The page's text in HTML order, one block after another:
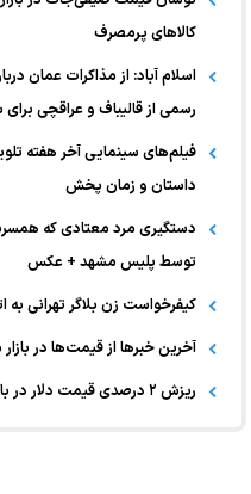
کالا‌های پرمصرف
اسلام آباد: از مذاکرات عمان
رسمی از قالیباف و عراقچی
داستان و زمان پخش
دستگیری مرد معتادی که
توسط پلیس مشهد + عکس
کیفرخواست زن بلاگر تهرانی
آخرین خبر‌ها از قیمت‌ها در
ریزش ۲ درصدی قیمت دلار در بازار آزاد مشهد+ علت